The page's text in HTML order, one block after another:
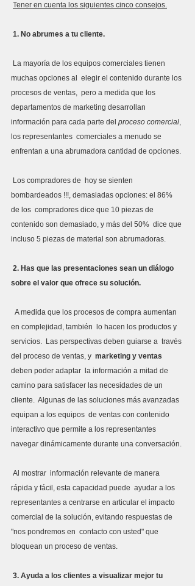
Tener en cuenta los siguientes cinco consejos.
1. No abrumes a tu cliente.
muchas opciones al  elegir el contenido durante los
procesos de ventas,  pero a medida que los
departamentos de marketing desarrollan
información para cada parte del proceso comercial,
los representantes  comerciales a menudo se
enfrentan a una abrumadora cantidad de opciones.
bombardeados !!!, demasiadas opciones: el 86%
de los  compradores dice que 10 piezas de
contenido son demasiado, y más del 50%  dice que
incluso 5 piezas de material son abrumadoras.
2. Has que las presentaciones sean un diálogo
sobre el valor que ofrece su solución.
en complejidad, también  lo hacen los productos y
servicios.  Las perspectivas deben guiarse a  través
del proceso de ventas, y marketing y ventas
deben poder adaptar  la información a mitad de
camino para satisfacer las necesidades de un
cliente.  Algunas de las soluciones más avanzadas
equipan a los equipos  de ventas con contenido
interactivo que permite a los representantes
navegar dinámicamente durante una conversación.
rápida y fácil, esta capacidad puede  ayudar a los
representantes a centrarse en articular el impacto
comercial de la solución, evitando respuestas de
"nos pondremos en  contacto con usted" que
bloquean un proceso de ventas.
3. Ayuda a los clientes a visualizar mejor tu